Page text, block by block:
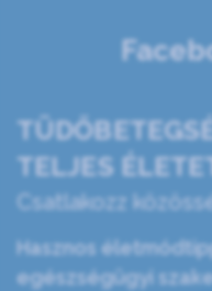
TELJES
Csatlakozz
Hasznos
egészségügyi